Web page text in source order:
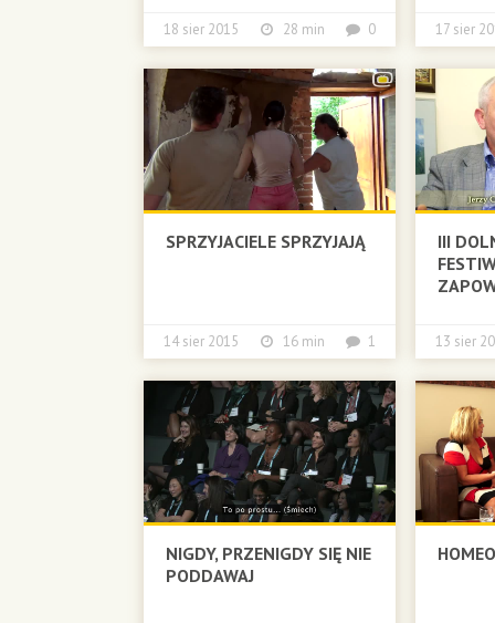
18 sier 2015 28 min 0 17 sier
SPRZYJACIELE SPRZYJAJĄ
14 sier 2015 16 min 1
III
13 sier
NIGDY, PRZENIGDY SIĘ NIE
PODDAWAJ